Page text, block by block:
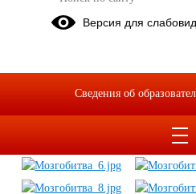
Мозгобитва 2018
Версия для
Сведения об